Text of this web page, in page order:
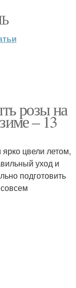
розы на
– 13
цвели летом,
уход и
подготовить